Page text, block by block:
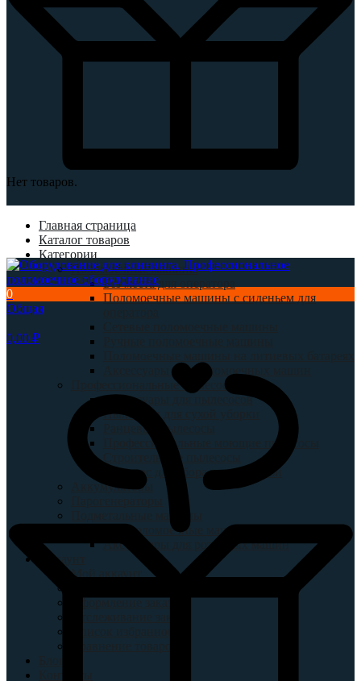
Нет товаров.
Главная страница
Каталог товаров
Категории
Поломоечные машины
Без места для оператора
Поломоечные машины с сиденьем для
Аксессуары для поломоечных машин
Профессиональные пылесосы
Аксессуары для пылесосов
Пылесосы для сухой уборки
Ранцевые пылесосы
Профессиональные моющие пылесосы
Строительные пылесосы
Пылесос для сбора воды и грязи
Аккумуляторы
Подметальные машины
Роторные поломоечные машины
Аксессуары для роторных машин
Аккаунт
Мой аккаунт
Оформление заказа
0
Общая
0,00 ₽